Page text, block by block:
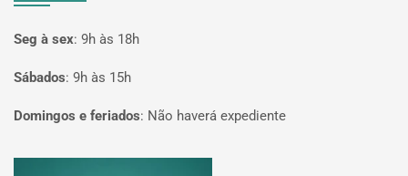
Seg à sex: 9h às 18h
Sábados: 9h às 15h
Domingos e feriados: Não haverá expediente